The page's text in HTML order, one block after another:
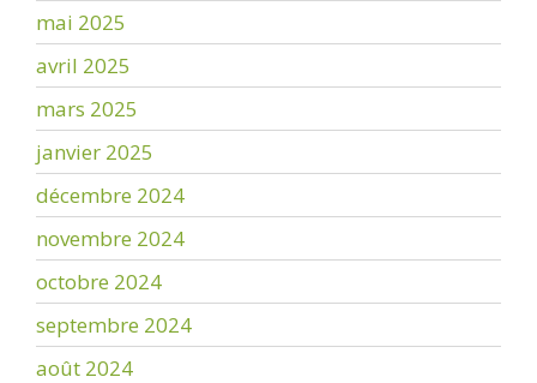
mai 2025
avril 2025
mars 2025
janvier 2025
décembre 2024
novembre 2024
octobre 2024
septembre 2024
août 2024